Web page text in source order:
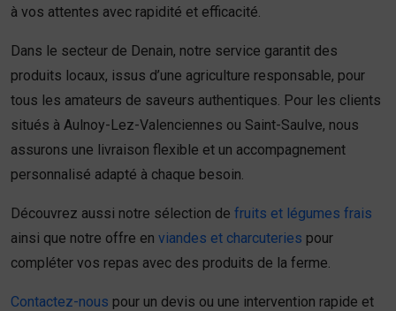
à vos attentes avec rapidité et efficacité.
Dans le secteur de Denain, notre service garantit des
produits locaux, issus d’une agriculture responsable, pour
tous les amateurs de saveurs authentiques. Pour les clients
situés à Aulnoy-Lez-Valenciennes ou Saint-Saulve, nous
assurons une livraison flexible et un accompagnement
personnalisé adapté à chaque besoin.
Découvrez aussi notre sélection de fruits et légumes frais
ainsi que notre offre en viandes et charcuteries pour
compléter vos repas avec des produits de la ferme.
Contactez-nous pour un devis ou une intervention rapide et